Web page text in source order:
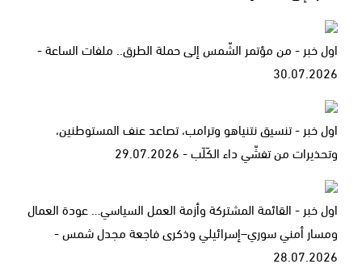
اول خبر - من مؤتمر الشّمس إلى حملة الطرق.. ملفات الساعة -
30.07.2026
اول خبر - تنسيق نتنياهو وترامب، تصاعد عنف المستوطنين،
وتحذيرات من تفشّي داء الكَلَب - 29.07.2026
اول خبر - القائمة المشتركة وأزمة العمل السياسي… عودة العمال
ومسار أمني سوري–إسرائيلي وذكرى فاجعة مجدل شمس -
28.07.2026